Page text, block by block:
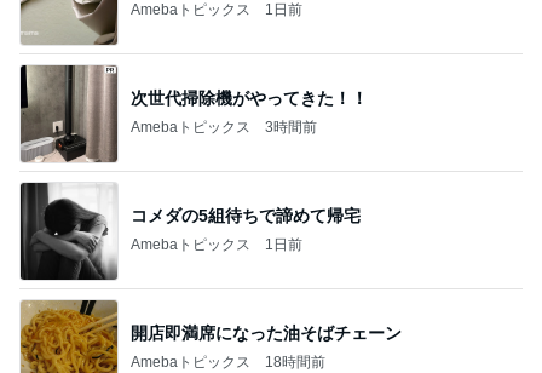
Amebaトピックス 1日前
次世代掃除機がやってきた！！
Amebaトピックス 3時間前
コメダの5組待ちで諦めて帰宅
Amebaトピックス 1日前
開店即満席になった油そばチェーン
Amebaトピックス 18時間前